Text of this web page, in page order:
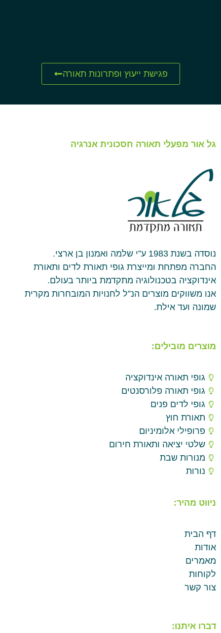
פגישת ייעוץ ופתרונות תאורה
גל אור מפעלי תאורה חסכונית אנרגיה
נוסדה בשנת 1983 ע”י שלמה ואמנון בן ארצי.
החברה מפתחת ומייצרת גופי תאורת לדים ותאורת
אינדוקציה בטכנולוגיה מתקדמת ביותר בעולם.
אנו משווקים מוצרים הנ”ל לחנויות המובחרות מקרית
שמונה ועד אילת.
מוצרים מובילים:
גופי תאורה אינדוקציה
גופי תאורה פלורסנטים
גופי לדים פנים
תאורת חוץ
פרופילי אלומיניום
שלטי יציאה ותאורת חירום
מנורות שבת
נורות
ניווט מהיר:
דף הבית
אודות
מאמרים
לקוחות
צור קשר
דברו איתנו: